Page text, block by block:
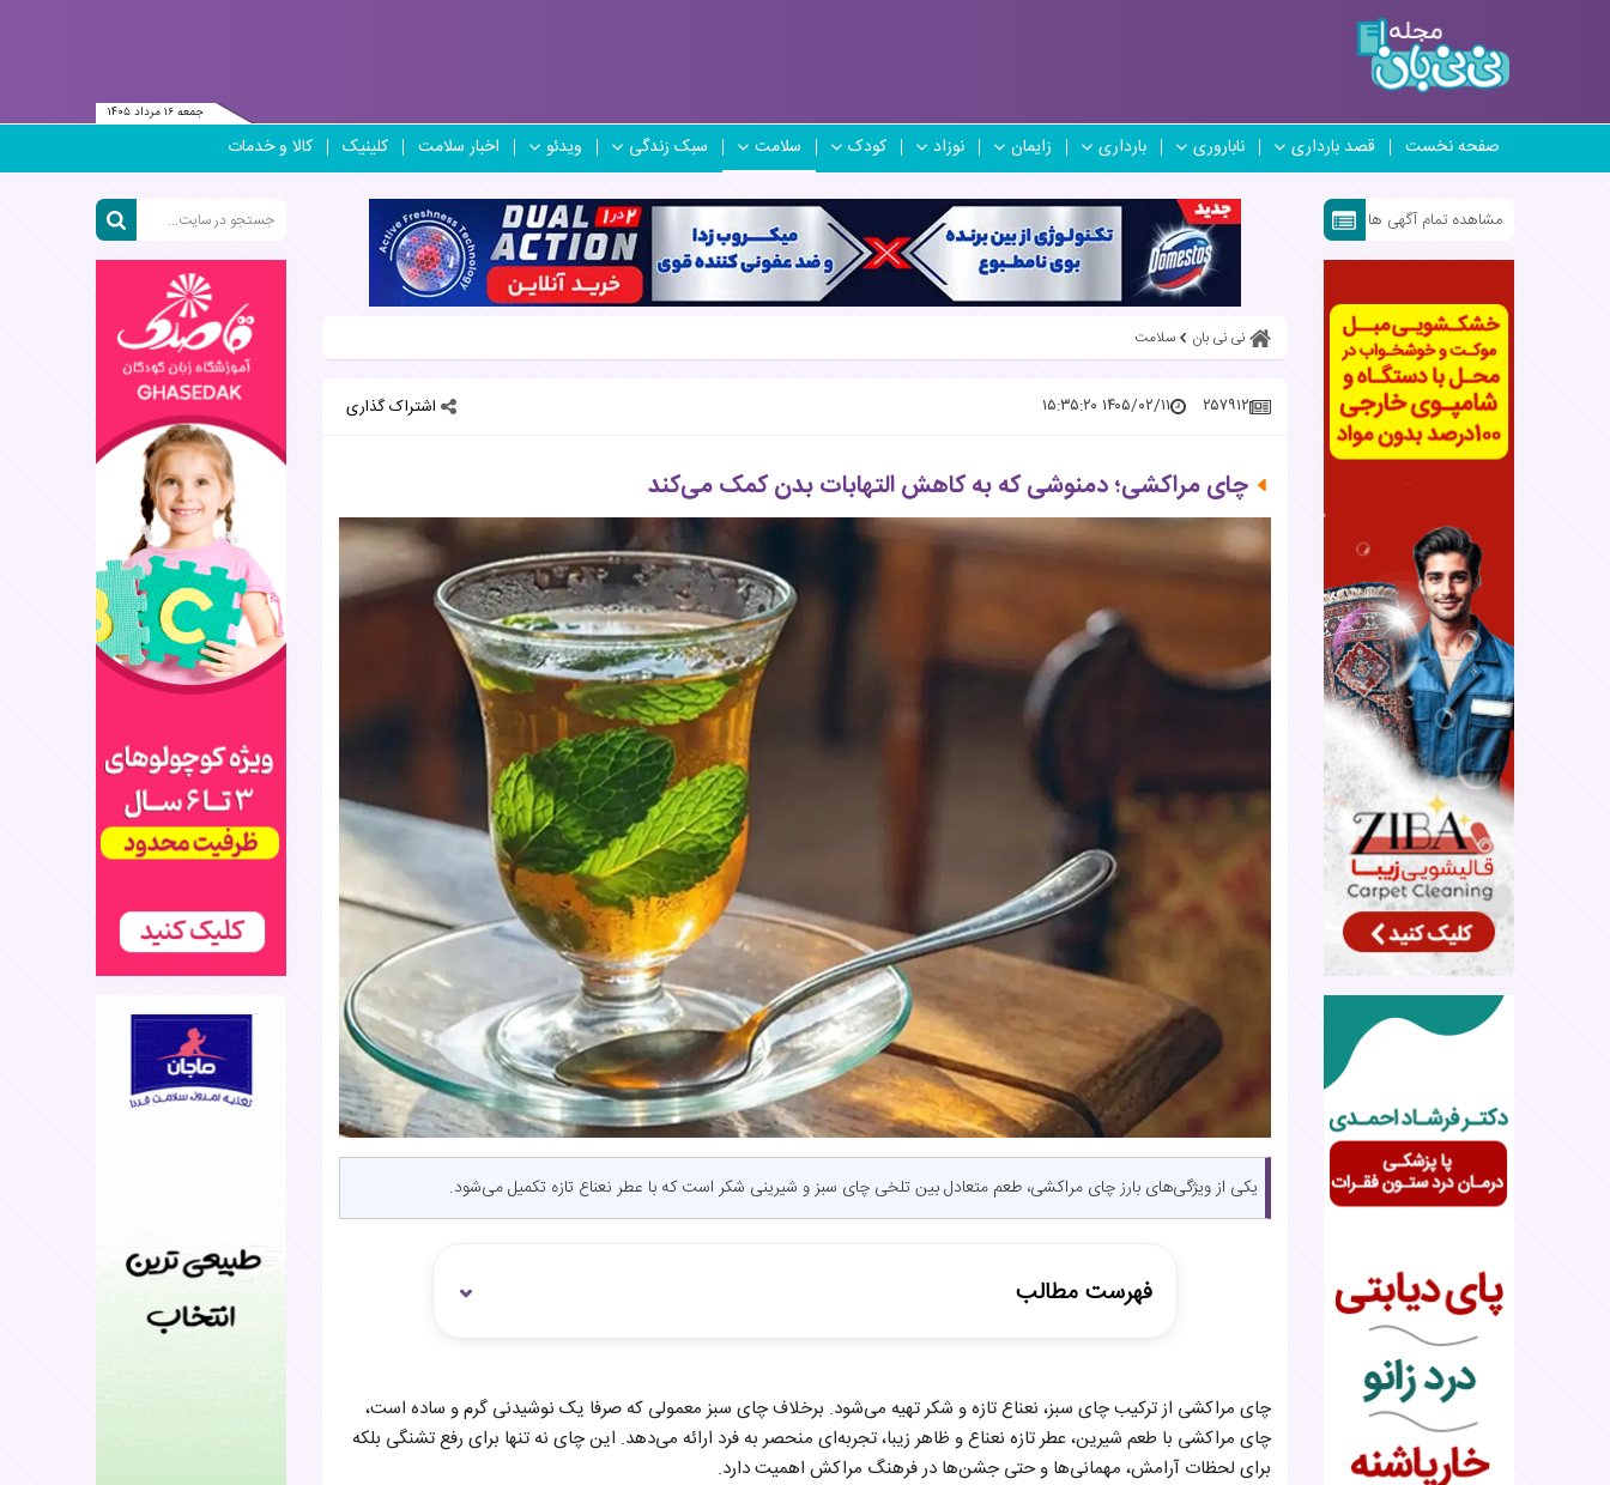
جمعه ۱۶ مرداد ۱۴۰۵
صفحه نخست قصد بارداری ناباروری بارداری زایمان نوزاد کودک سلامت سبک زندگی ویدئو اخبار سلامت کلینیک کالا و خدمات
مشاهده تمام آگهی ها
نی نی بان سلامت
۲۵۷۹۱۲ ۱۴۰۵/۰۲/۱۱ ۱۵:۳۵:۲۰ اشتراک گذاری
چای مراکشی؛ دمنوشی که به کاهش التهابات بدن کمک می‌کند
یکی از ویژگی‌های بارز چای مراکشی، طعم متعادل بین تلخی چای سبز و شیرینی شکر است که با عطر نعناع تازه تکمیل می‌شود.
فهرست مطالب
طرز تهیه
چای مراکشی از ترکیب چای سبز، نعناع تازه و شکر تهیه می‌شود. برخلاف چای سبز معمولی که صرفا یک نوشیدنی گرم و ساده است،
چای مراکشی با طعم شیرین، عطر تازه نعناع و ظاهر زیبا، تجربه‌ای منحصر به فرد ارائه می‌دهد. این چای نه تنها برای رفع تشنگی بلکه
برای لحظات آرامش، مهمانی‌ها و حتی جشن‌ها در فرهنگ مراکش اهمیت دارد.